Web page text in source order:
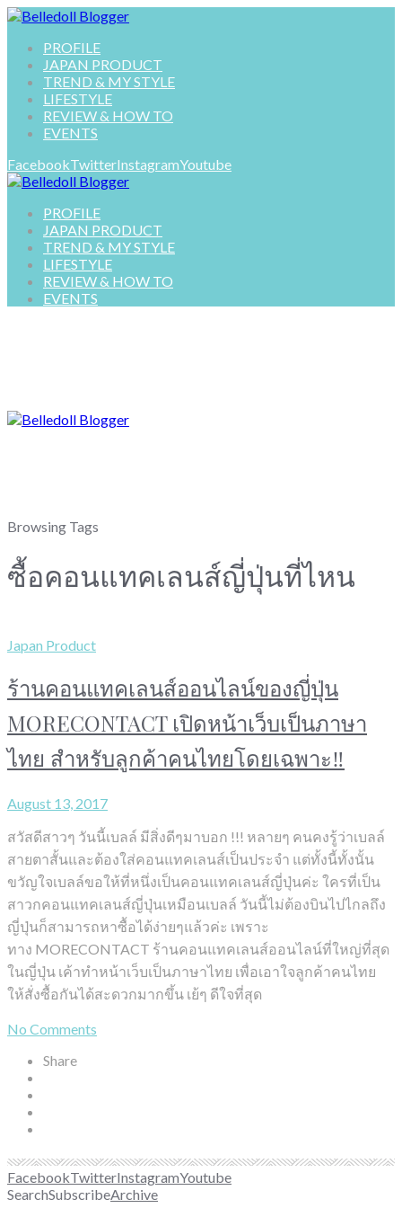
PROFILE
JAPAN PRODUCT
TREND & MY STYLE
LIFESTYLE
REVIEW & HOW TO
EVENTS
FacebookTwitterInstagramYoutube
PROFILE
JAPAN PRODUCT
TREND & MY STYLE
LIFESTYLE
REVIEW & HOW TO
EVENTS
Browsing Tags
ซื้อคอนแทคเลนส์ญี่ปุ่นที่ไหน
Japan Product
ร้านคอนแทคเลนส์ออนไลน์ของญี่ปุ่น
MORECONTACT เปิดหน้าเว็บเป็นภาษา
ไทย สำหรับลูกค้าคนไทยโดยเฉพาะ‼
August 13, 2017
สวัสดีสาวๆ วันนี้เบลล์ มีสิ่งดีๆมาบอก !!! หลายๆ คนคงรู้ว่าเบลล์
สายตาสั้นและต้องใส่คอนแทคเลนส์เป็นประจำ แต่ทั้งนี้ทั้งนั้น
ขวัญใจเบลล์ขอให้ที่หนึ่งเป็นคอนแทคเลนส์ญี่ปุ่นค่ะ ใครที่เป็น
สาวกคอนแทคเลนส์ญี่ปุ่นเหมือนเบลล์ วันนี้ไม่ต้องบินไปไกลถึง
ญี่ปุ่นก็สามารถหาซื้อได้ง่ายๆแล้วค่ะ เพราะ
ทาง MORECONTACT ร้านคอนแทคเลนส์ออนไลน์ที่ใหญ่ที่สุด
ในญี่ปุ่น เค้าทำหน้าเว็บเป็นภาษาไทย เพื่อเอาใจลูกค้าคนไทย
ให้สั่งซื้อกันได้สะดวกมากขึ้น เย้ๆ ดีใจที่สุด
No Comments
Share
FacebookTwitterInstagramYoutube
SearchSubscribeArchive